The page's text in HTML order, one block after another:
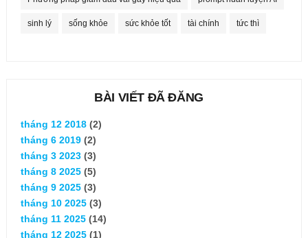
sinh lý sống khỏe sức khỏe tốt tài chính tức thì
BÀI VIẾT ĐÃ ĐĂNG
tháng 12 2018(2)
tháng 6 2019(2)
tháng 3 2023(3)
tháng 8 2025(5)
tháng 9 2025(3)
tháng 10 2025(3)
tháng 11 2025(14)
tháng 12 2025(1)